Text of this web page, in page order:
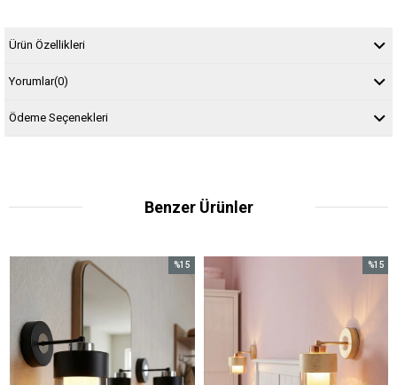
Ürün Özellikleri
Yorumlar(0)
Ödeme Seçenekleri
Benzer Ürünler
%15İndirim